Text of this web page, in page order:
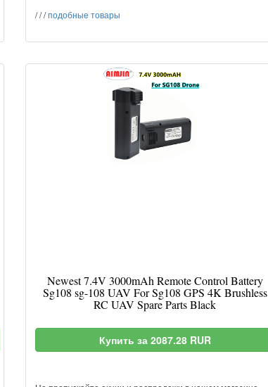
///подобные товары
Newest 7.4V 3000mAh Remote Control Battery
Sg108 sg-108 UAV For Sg108 GPS 4K Brushless
RC UAV Spare Parts Black
Купить за 2087.28 RUR